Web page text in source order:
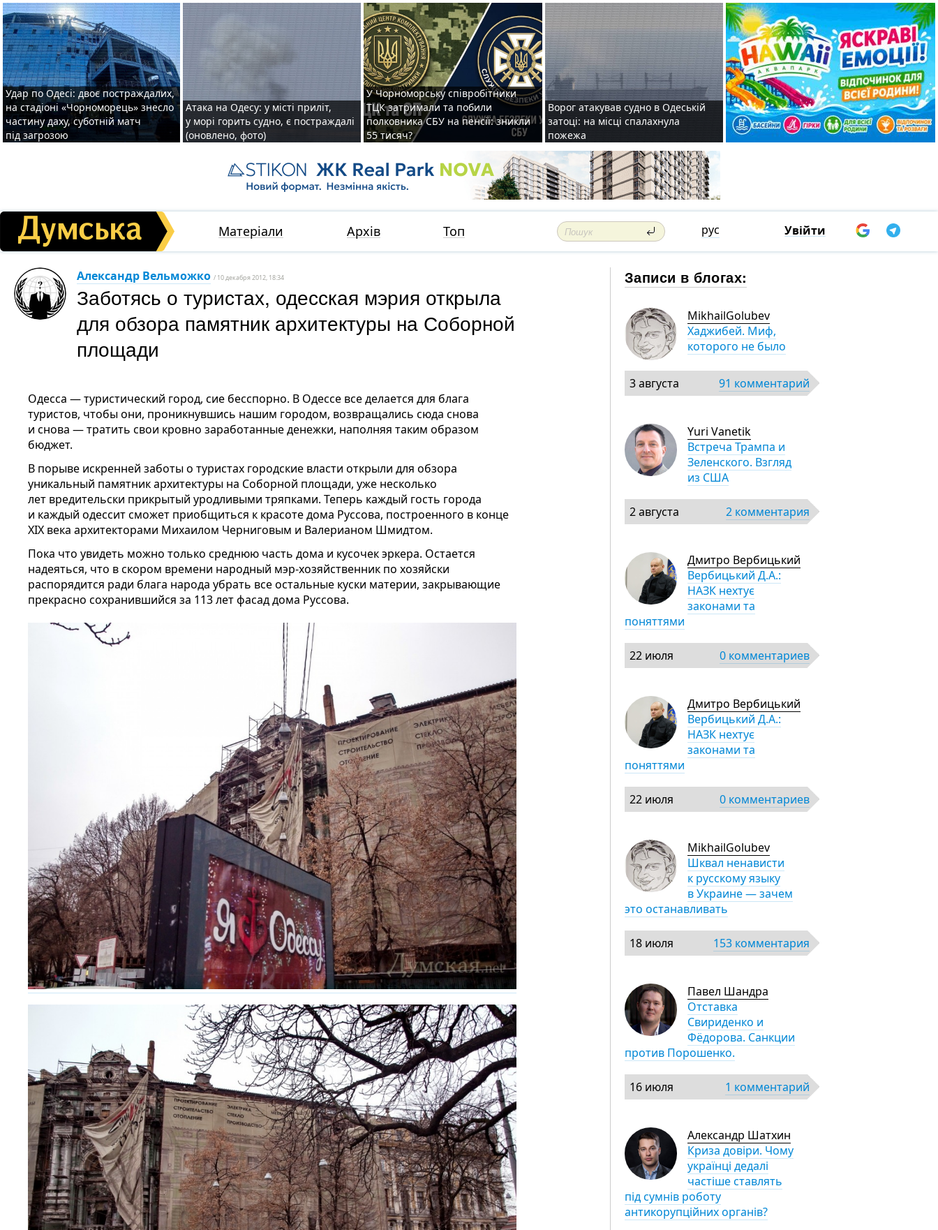
Удар по Одесі: двоє постраждалих,
на стадіоні «Чорноморець» знесло
частину даху, суботній матч
під загрозою
Атака на Одесу: у місті приліт,
у морі горить судно, є постраждалі
(оновлено, фото)
У Чорноморську співробітники
ТЦК затримали та побили
полковника СБУ на пенсії: зникли
55 тисяч?
Ворог атакував судно в Одеській
затоці: на місці спалахнула
пожежа
Матеріали Архів Топ рус Увійти
Александр Вельможко / 10 декабря 2012, 18:34
Заботясь о туристах, одесская мэрия открыла
для обзора памятник архитектуры на Соборной
площади
Одесса — туристический город, сие бесспорно. В Одессе все делается для блага
туристов, чтобы они, проникнувшись нашим городом, возвращались сюда снова
и снова — тратить свои кровно заработанные денежки, наполняя таким образом
бюджет.
В порыве искренней заботы о туристах городские власти открыли для обзора
уникальный памятник архитектуры на Соборной площади, уже несколько
лет вредительски прикрытый уродливыми тряпками. Теперь каждый гость города
и каждый одессит сможет приобщиться к красоте дома Руссова, построенного в конце
XIX века архитекторами Михаилом Черниговым и Валерианом Шмидтом.
Пока что увидеть можно только среднюю часть дома и кусочек эркера. Остается
надеяться, что в скором времени народный мэр-хозяйственник по хозяйски
распорядится ради блага народа убрать все остальные куски материи, закрывающие
прекрасно сохранившийся за 113 лет фасад дома Руссова.
Записи в блогах:
MikhailGolubev
Хаджибей. Миф,
которого не было
3 августа 91 комментарий
Yuri Vanetik
Встреча Трампа и
Зеленского. Взгляд
из США
2 августа 2 комментария
Дмитро Вербицький
Вербицький Д.А.:
НАЗК нехтує
законами та
поняттями
22 июля 0 комментариев
Дмитро Вербицький
Вербицький Д.А.:
НАЗК нехтує
законами та
поняттями
22 июля 0 комментариев
MikhailGolubev
Шквал ненависти
к русскому языку
в Украине — зачем
это останавливать
18 июля 153 комментария
Павел Шандра
Отставка
Свириденко и
Фёдорова. Санкции
против Порошенко.
16 июля 1 комментарий
Александр Шатхин
Криза довіри. Чому
українці дедалі
частіше ставлять
під сумнів роботу
антикорупційних органів?